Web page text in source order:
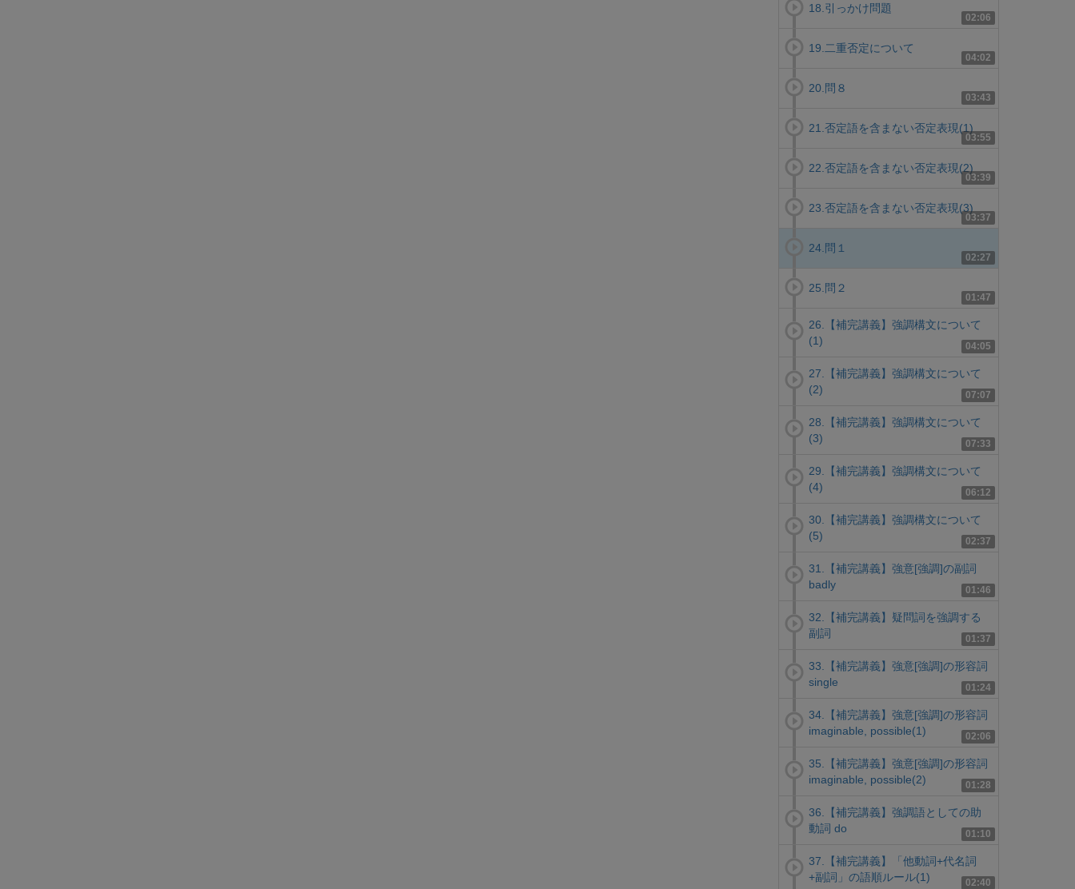
02:06
18.引っかけ問題
04:02
19.二重否定について
03:43
20.問８
03:55
21.否定語を含まない否定表現(1)
03:39
22.否定語を含まない否定表現(2)
03:37
23.否定語を含まない否定表現(3)
02:27
24.問１
01:47
25.問２
04:05
26.【補完講義】強調構文について
(1)
07:07
27.【補完講義】強調構文について
(2)
07:33
28.【補完講義】強調構文について
(3)
06:12
29.【補完講義】強調構文について
(4)
02:37
30.【補完講義】強調構文について
(5)
01:46
31.【補完講義】強意[強調]の副詞
badly
01:37
32.【補完講義】疑問詞を強調する
副詞
01:24
33.【補完講義】強意[強調]の形容詞
single
02:06
34.【補完講義】強意[強調]の形容詞
imaginable, possible(1)
01:28
35.【補完講義】強意[強調]の形容詞
imaginable, possible(2)
01:10
36.【補完講義】強調語としての助
動詞 do
02:40
37.【補完講義】「他動詞+代名詞
+副詞」の語順ルール(1)